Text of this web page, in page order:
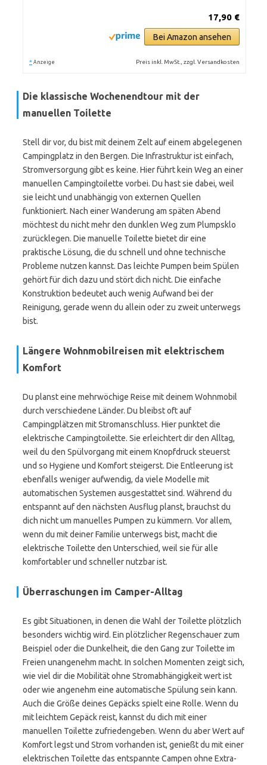
17,90 €
Bei Amazon ansehen
* Anzeige Preis inkl. MwSt., zzgl. Versandkosten
Die klassische Wochenendtour mit der
manuellen Toilette
Stell dir vor, du bist mit deinem Zelt auf einem abgelegenen
Campingplatz in den Bergen. Die Infrastruktur ist einfach,
Stromversorgung gibt es keine. Hier führt kein Weg an einer
manuellen Campingtoilette vorbei. Du hast sie dabei, weil
sie leicht und unabhängig von externen Quellen
funktioniert. Nach einer Wanderung am späten Abend
möchtest du nicht mehr den dunklen Weg zum Plumpsklo
zurücklegen. Die manuelle Toilette bietet dir eine
praktische Lösung, die du schnell und ohne technische
Probleme nutzen kannst. Das leichte Pumpen beim Spülen
gehört für dich dazu und stört dich nicht. Die einfache
Konstruktion bedeutet auch wenig Aufwand bei der
Reinigung, gerade wenn du allein oder zu zweit unterwegs
bist.
Längere Wohnmobilreisen mit elektrischem
Komfort
Du planst eine mehrwöchige Reise mit deinem Wohnmobil
durch verschiedene Länder. Du bleibst oft auf
Campingplätzen mit Stromanschluss. Hier punktet die
elektrische Campingtoilette. Sie erleichtert dir den Alltag,
weil du den Spülvorgang mit einem Knopfdruck steuerst
und so Hygiene und Komfort steigerst. Die Entleerung ist
ebenfalls weniger aufwendig, da viele Modelle mit
automatischen Systemen ausgestattet sind. Während du
entspannt auf den nächsten Ausflug planst, brauchst du
dich nicht um manuelles Pumpen zu kümmern. Vor allem,
wenn du mit deiner Familie unterwegs bist, macht die
elektrische Toilette den Unterschied, weil sie für alle
komfortabler und schneller nutzbar ist.
Überraschungen im Camper-Alltag
Es gibt Situationen, in denen die Wahl der Toilette plötzlich
besonders wichtig wird. Ein plötzlicher Regenschauer zum
Beispiel oder die Dunkelheit, die den Gang zur Toilette im
Freien unangenehm macht. In solchen Momenten zeigt sich,
wie viel dir die Mobilität ohne Stromabhängigkeit wert ist
oder wie angenehm eine automatische Spülung sein kann.
Auch die Größe deines Gepäcks spielt eine Rolle. Wenn du
mit leichtem Gepäck reist, kannst du dich mit einer
manuellen Toilette zufriedengeben. Wenn du aber Wert auf
Komfort legst und Strom vorhanden ist, genießt du mit einer
elektrischen Toilette das entspannte Campen ohne Extra-